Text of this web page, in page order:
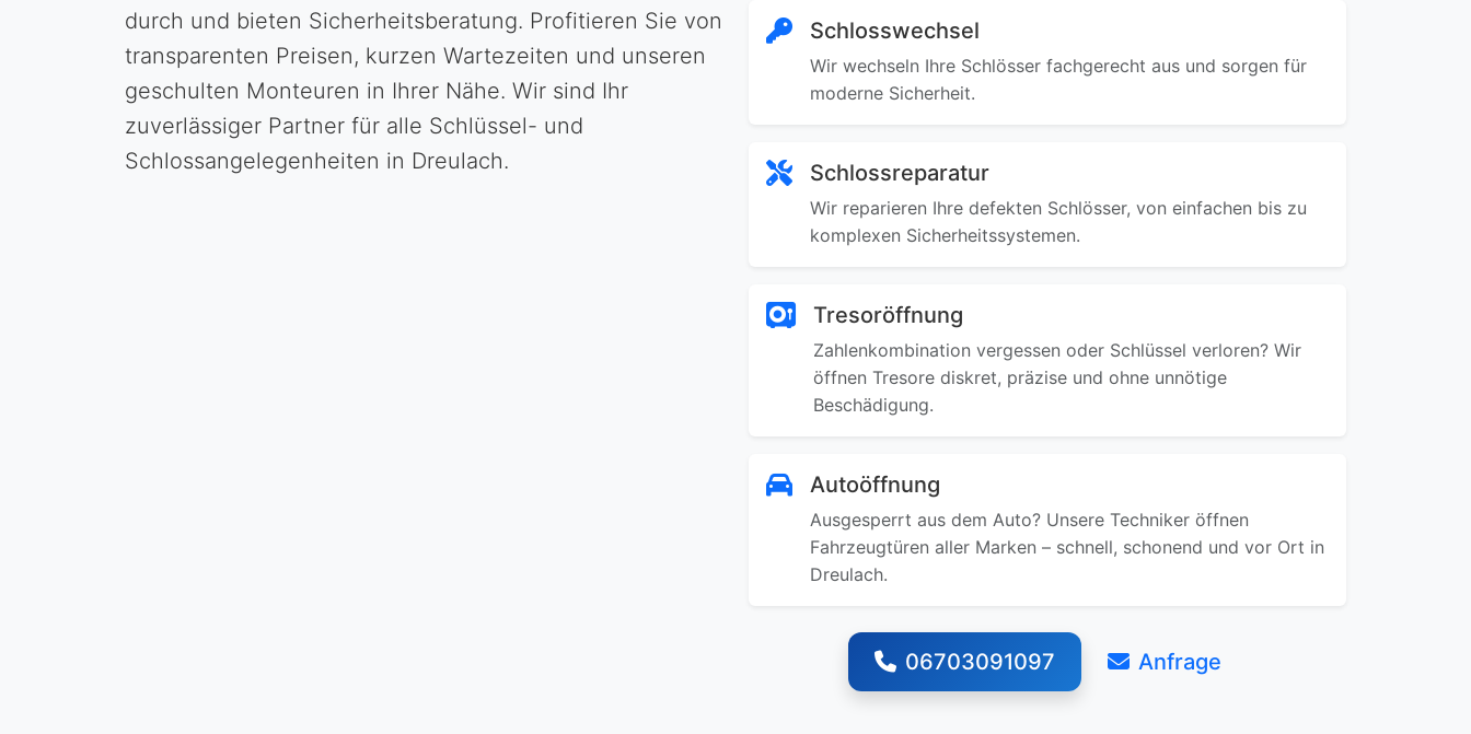
durch und bieten Sicherheitsberatung. Profitieren Sie von
transparenten Preisen, kurzen Wartezeiten und unseren
geschulten Monteuren in Ihrer Nähe. Wir sind Ihr
zuverlässiger Partner für alle Schlüssel- und
Schlossangelegenheiten in Dreulach.
Schlosswechsel
Wir wechseln Ihre Schlösser fachgerecht aus und sorgen für
moderne Sicherheit.
Schlossreparatur
Wir reparieren Ihre defekten Schlösser, von einfachen bis zu
komplexen Sicherheitssystemen.
Tresoröffnung
Zahlenkombination vergessen oder Schlüssel verloren? Wir
öffnen Tresore diskret, präzise und ohne unnötige
Beschädigung.
Autoöffnung
Ausgesperrt aus dem Auto? Unsere Techniker öffnen
Fahrzeugtüren aller Marken – schnell, schonend und vor Ort in
Dreulach.
06703091097 Anfrage